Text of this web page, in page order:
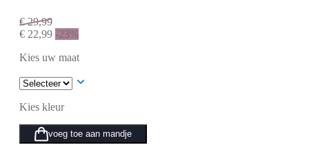
€29,99
€ 22,99 -23%
Kies uw maat
Kies kleur
voeg toe aan mandje